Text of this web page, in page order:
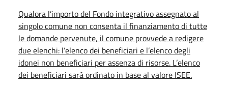
Qualora l’importo del Fondo integrativo assegnato al
singolo comune non consenta il finanziamento di tutte
le domande pervenute, il comune provvede a redigere
due elenchi: l’elenco dei beneficiari e l’elenco degli
idonei non beneficiari per assenza di risorse. L’elenco
dei beneficiari sarà ordinato in base al valore ISEE.